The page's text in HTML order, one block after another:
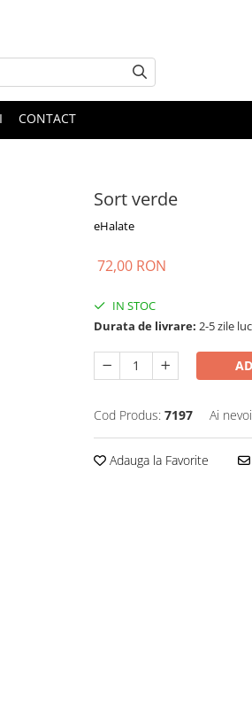
CONTACT
Sort verde
eHalate
72,00 RON
IN STOC
Durata de livrare: 2-5 zile
Cod Produs: 7197 Ai
Adauga la Favorite